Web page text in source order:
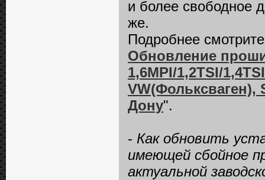
и более свободное
же.
Подробнее
Обновление
1,6MPI/1,2TSI/
VW(Фольксваген),
Дону".
- Как обновить
имеющей сбойное
актуальной